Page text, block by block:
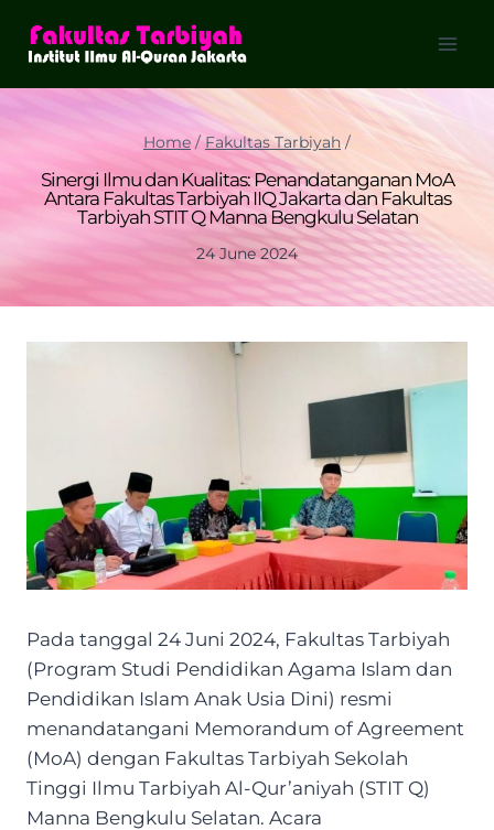
Home / Fakultas Tarbiyah /
Sinergi Ilmu dan Kualitas: Penandatanganan MoA
Antara Fakultas Tarbiyah IIQ Jakarta dan Fakultas
Tarbiyah STIT Q Manna Bengkulu Selatan
24 June 2024
Pada tanggal 24 Juni 2024, Fakultas Tarbiyah
(Program Studi Pendidikan Agama Islam dan
Pendidikan Islam Anak Usia Dini) resmi
menandatangani Memorandum of Agreement
(MoA) dengan Fakultas Tarbiyah Sekolah
Tinggi Ilmu Tarbiyah Al-Qur’aniyah (STIT Q)
Manna Bengkulu Selatan. Acara